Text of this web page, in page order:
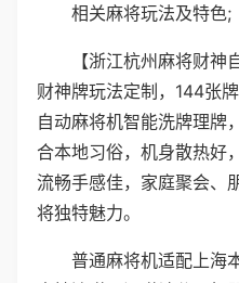
相关麻将玩法及特色;
【浙江杭州麻将财
财神牌玩法定制，144张
自动麻将机智能洗牌理牌
合本地习俗，机身散热好
流畅手感佳，家庭聚会、
将独特魅力。
普通麻将机适配上海